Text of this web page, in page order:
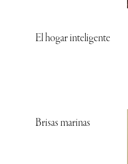
El hogar inteligente
Brisas marinas